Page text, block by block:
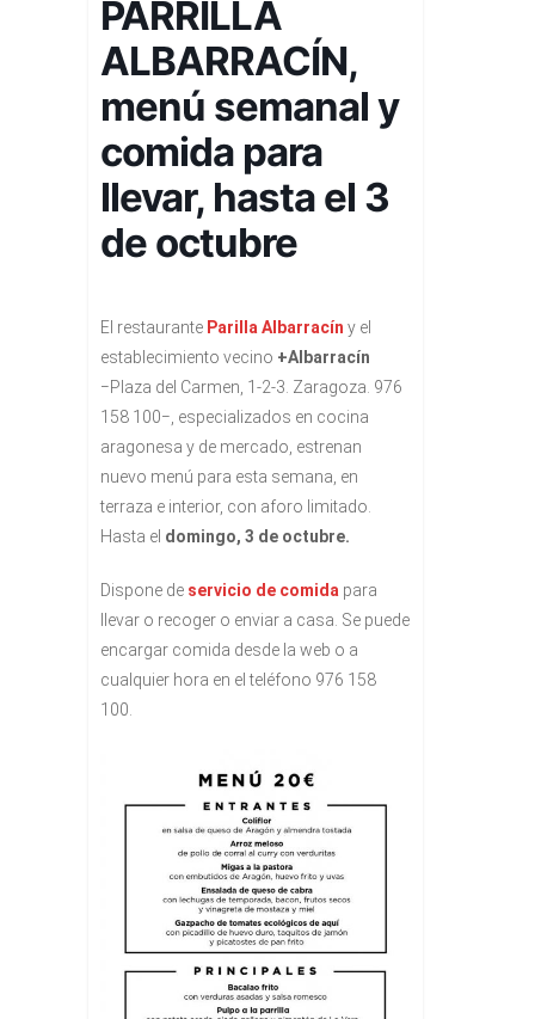
PARRILLA
ALBARRACÍN,
menú semanal y
comida para
llevar, hasta el 3
de octubre
El restaurante Parilla Albarracín y el
establecimiento vecino +Albarracín
−Plaza del Carmen, 1-2-3. Zaragoza. 976
158 100−, especializados en cocina
aragonesa y de mercado, estrenan
nuevo menú para esta semana, en
terraza e interior, con aforo limitado.
Hasta el domingo, 3 de octubre.
Dispone de servicio de comida para
llevar o recoger o enviar a casa. Se puede
encargar comida desde la web o a
cualquier hora en el teléfono 976 158
100.